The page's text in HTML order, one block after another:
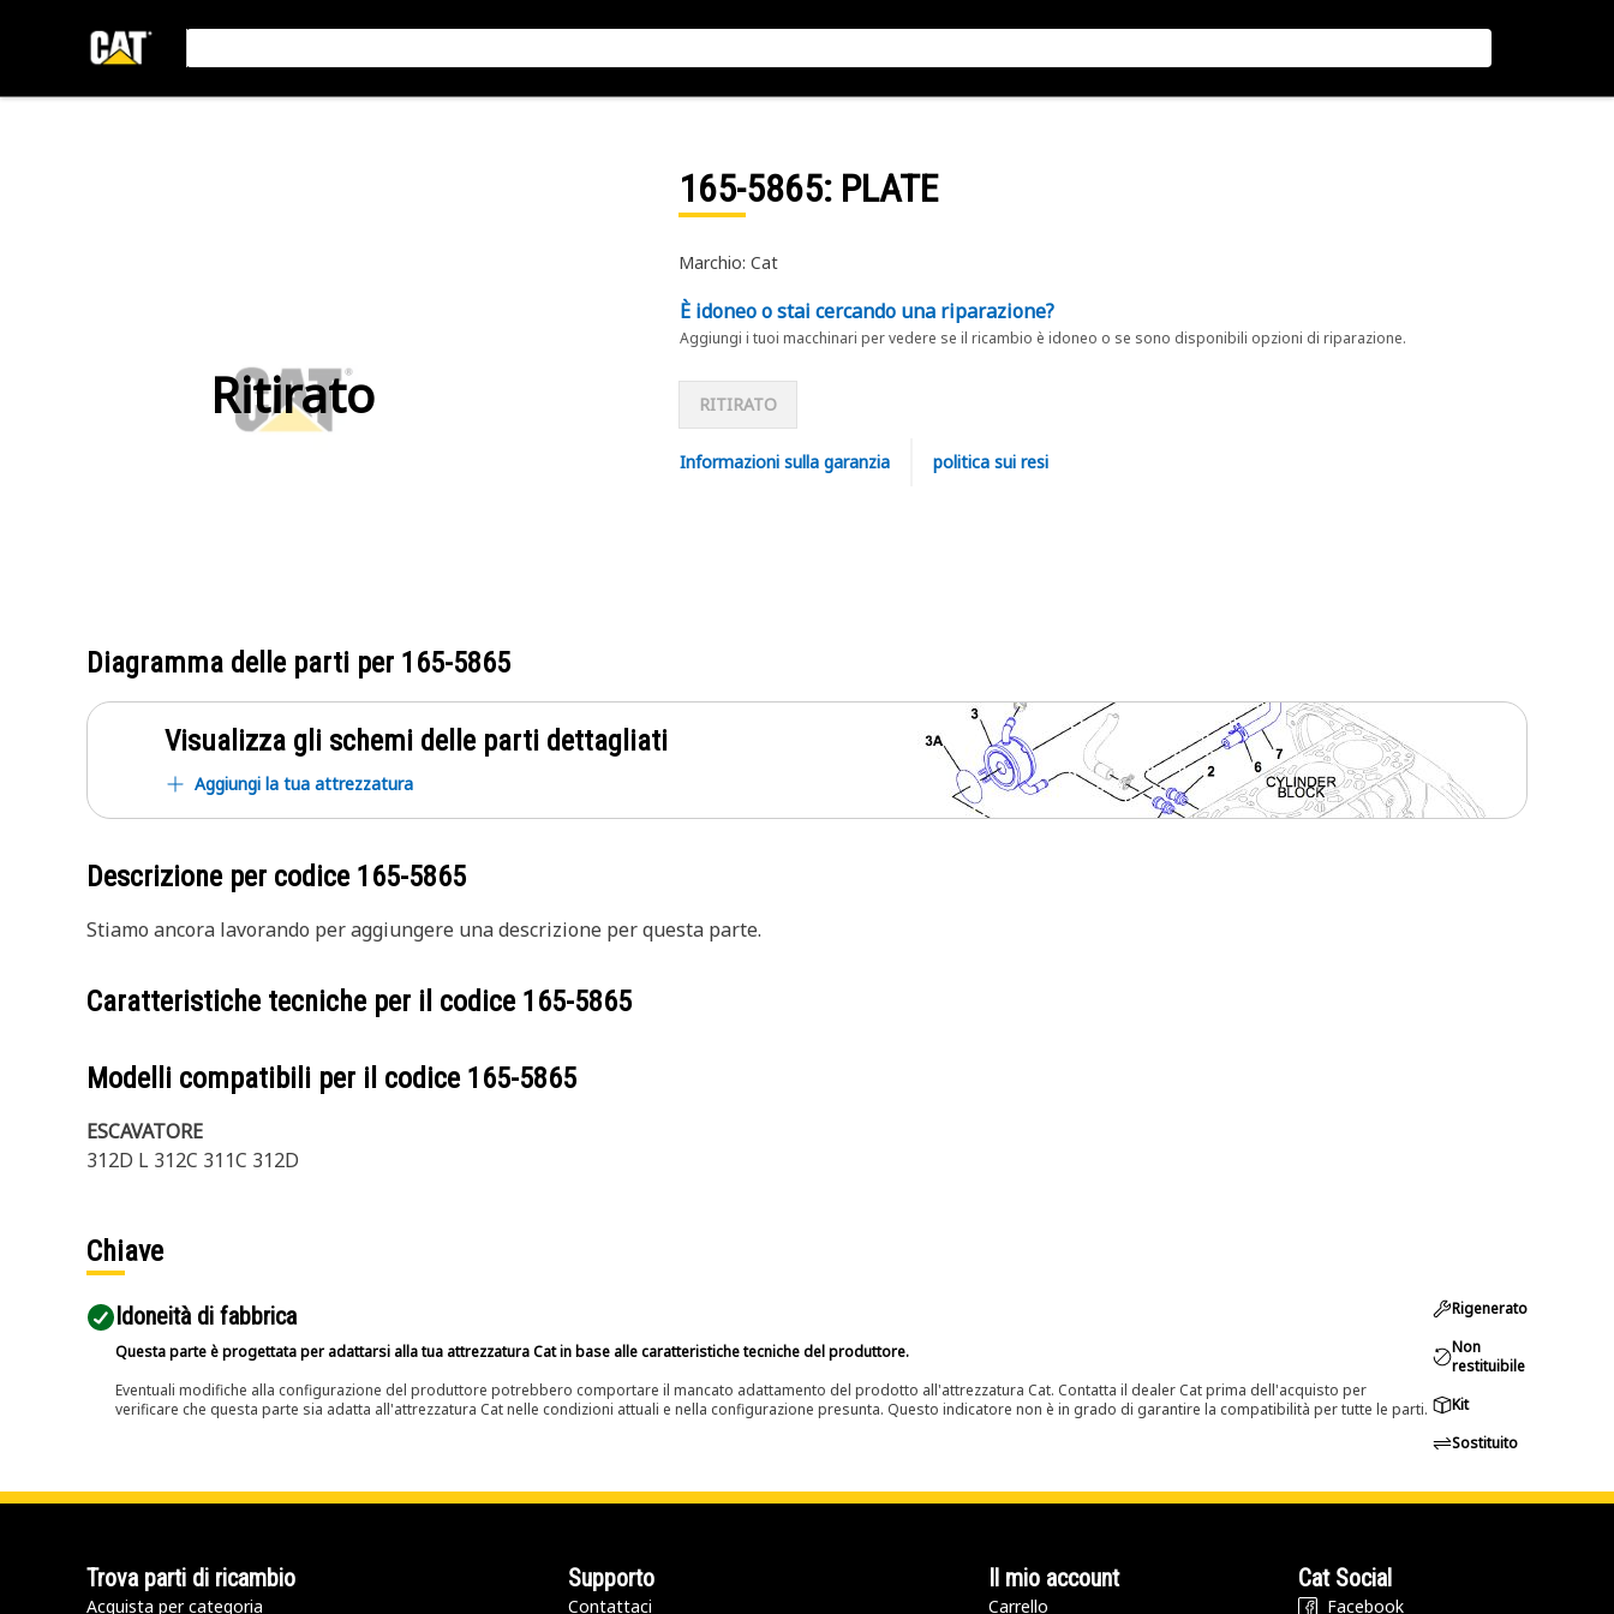
Ritirato
165-5865: PLATE
Marchio: Cat
È idoneo o stai cercando una riparazione?
Aggiungi i tuoi macchinari per vedere se il ricambio è idoneo o se sono disponibili opzioni di riparazione.
RITIRATO
Informazioni sulla garanzia politica sui resi
Diagramma delle parti per 165-5865
Visualizza gli schemi delle parti dettagliati
Aggiungi la tua attrezzatura
Descrizione per codice 165-5865
Stiamo ancora lavorando per aggiungere una descrizione per questa parte.
Caratteristiche tecniche per il codice 165-5865
Modelli compatibili per il codice 165-5865
ESCAVATORE
312D L 312C 311C 312D
Chiave
Idoneità di fabbrica
Questa parte è progettata per adattarsi alla tua attrezzatura Cat in base alle caratteristiche tecniche del produttore.
Eventuali modifiche alla configurazione del produttore potrebbero comportare il mancato adattamento del prodotto all'attrezzatura Cat. Contatta il dealer Cat prima dell'acquisto per
verificare che questa parte sia adatta all'attrezzatura Cat nelle condizioni attuali e nella configurazione presunta. Questo indicatore non è in grado di garantire la compatibilità per tutte le parti.
Rigenerato
Non
restituibile
Kit
Sostituito
Trova parti di ricambio
Acquista per categoria
Supporto
Contattaci
Il mio account
Carrello
Cat Social
Facebook